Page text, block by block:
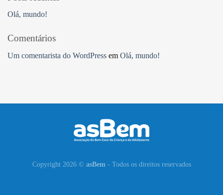
Olá, mundo!
Comentários
Um comentarista do WordPress em Olá, mundo!
Copyright 2026 © asBem - Todos os direitos reservados